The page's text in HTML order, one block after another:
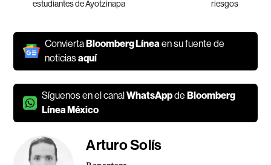
estudiantes de Ayotzinapa
riesgos
ConviertaBloomberg Línea en su fuente de
noticiasaquí
Síguenos en el canalWhatsAppdeBloomberg
Línea México
Arturo Solís